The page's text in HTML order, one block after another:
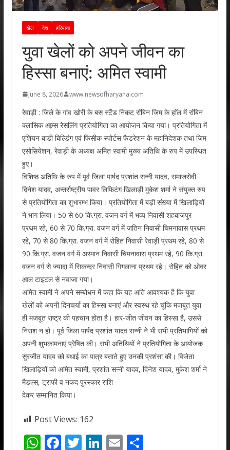
खेल देश हरियाणा
युवा खेलों को अपने जीवन का
हिस्सा बनाएं: अमित स्वामी
June 8, 2026 www.newsofharyana.com
रेवाड़ी : जिले के गांव खोरी के बस स्टैंड निकट राॅबिन जिम के हाॅल में राॅबिन
क्लासिक आम्र्स रेसलिंग प्रतियोगिता का आयोजन किया गया। प्रतियोगिता में
एशियन बाडी बिल्डिंग एवं फिसीक स्पोर्टस फैडरेशन के महानिदेशक तथा जिम
एसोसियेशन, रेवाड़ी के अध्यक्ष अमित स्वामी मुख्य अतिथि के रुप में उपस्थित
हुए।
विशिष्ठ अतिथि के रुप में पूर्व जिला पार्षद प्रशांत सन्नी यादव, समाजसेवी
दिनेश यादव, अन्तर्राष्ट्रीय पावर लिफिटंग खिलाड़ी मुकेश शर्मा ने संयुक्त रुप
से प्रतियोगिता का शुभारम्भ किया। प्रतियोगिता में बड़ी संख्या में खिलाड़ियों
ने भाग लिया। 50 से 60 कि.ग्रा. वजन वर्ग में भव्य निवासी शहबाजपुर
प्रथम रहे, 60 से 70 कि.ग्रा. वजन वर्ग में जतिन निवासी चिमनावास प्रथम
रहे, 70 से 80 कि.ग्रा. वजन वर्ग में रोहित निवासी रेवाड़ी प्रथम रहे, 80 से
90 कि.ग्रा. वजन वर्ग में अरमान निवासी चिमनावास प्रथम रहे, 90 कि.ग्रा.
वजन वर्ग से ज्यादा में सिकन्दर निवासी गिगलाना प्रथम रहे। रोहित को ओवर
आल टाइटल से नवाजा गया।
अमित स्वामी ने अपने सम्बोधन में कहा कि यह अति आवश्यक है कि युवा
खेलों को अपनी दिनचर्या का हिस्सा बनाएं और स्वस्थ रहे चूंकि मजबूत युवा
ही मजबूत राष्ट्र की पहचान होता है। हार-जीत जीवन का हिस्सा है, उससे
निराश न हो। पूर्व जिला पार्षद प्रशांत यादव सन्नी ने भी सभी प्रतिभागियों को
अपनी शुभकामनाएं प्रेषित की। सभी अतिथियों ने प्रतियोगिता के आयोजक
सुरजीत यादव को बधाई का पात्र बताते हुए उनकी प्रशंसा की। विजेता
खिलाड़ियों को अमित स्वामी, प्रशांत सन्नी यादव, दिनेश यादव, मुकेश शर्मा ने
मैडल्स, ट्राफी व नकद पुरस्कार राशि
देकर सम्मानित किया।
Post Views: 162
W F T Li E S